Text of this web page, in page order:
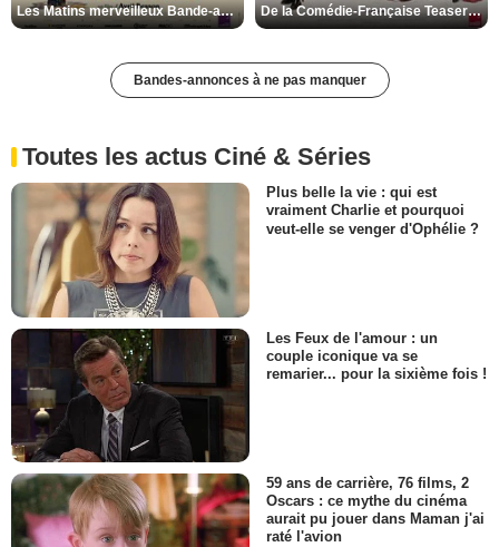
Les Matins merveilleux Bande-annonce VF De la Comédie-Française Teaser VF
Bandes-annonces à ne pas manquer
Toutes les actus Ciné & Séries
Plus belle la vie : qui est
vraiment Charlie et pourquoi
veut-elle se venger d'Ophélie ?
Les Feux de l'amour : un
couple iconique va se
remarier... pour la sixième fois !
59 ans de carrière, 76 films, 2
Oscars : ce mythe du cinéma
aurait pu jouer dans Maman j'ai
raté l'avion